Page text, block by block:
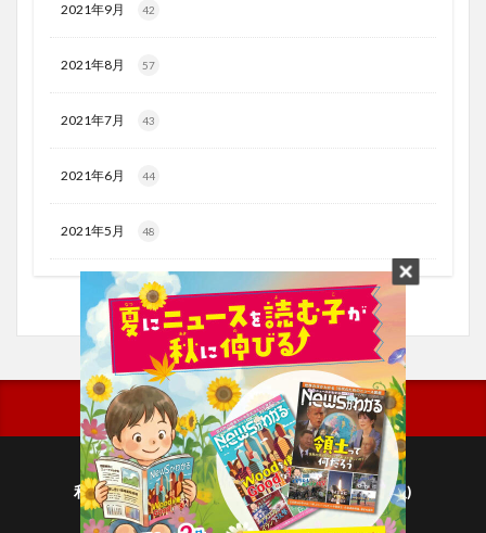
2021年9月 42
2021年8月 57
2021年7月 43
2021年6月 44
2021年5月 48
利用規約
プライバシーポリシー(毎日新聞出版)
個人情報について(毎日新聞社)